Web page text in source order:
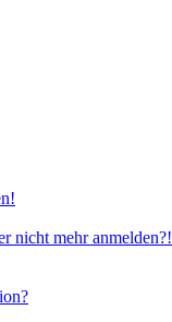
nicht mehr anmelden?!